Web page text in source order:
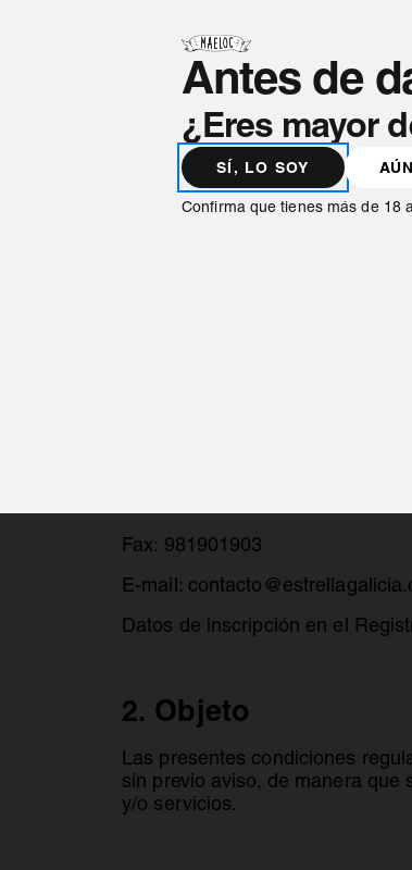
Antes de
¿Eres mayor
SÍ, LO SOY
Confirma que tienes más de 18
Aviso
Fax: 981901903
E-mail:
Datos de inscripción en el
2. Objeto
Las presentes condiciones
sin previo aviso, de manera
y/o servicios.